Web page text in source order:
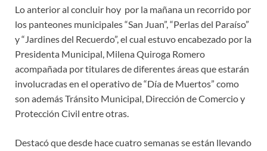
Lo anterior al concluir hoy por la mañana un recorrido por
los panteones municipales “San Juan”, “Perlas del Paraíso”
y “Jardines del Recuerdo”, el cual estuvo encabezado por la
Presidenta Municipal, Milena Quiroga Romero
acompañada por titulares de diferentes áreas que estarán
involucradas en el operativo de “Día de Muertos” como
son además Tránsito Municipal, Dirección de Comercio y
Protección Civil entre otras.
Destacó que desde hace cuatro semanas se están llevando